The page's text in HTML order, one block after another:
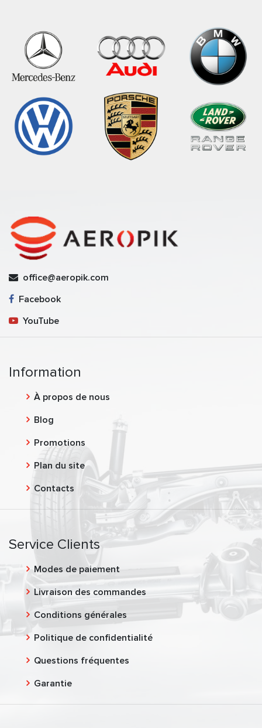
office@aeropik.com
Facebook
YouTube
Information
À propos de nous
Blog
Promotions
Plan du site
Contacts
Service Clients
Modes de paiement
Livraison des commandes
Conditions générales
Politique de confidentialité
Questions fréquentes
Garantie